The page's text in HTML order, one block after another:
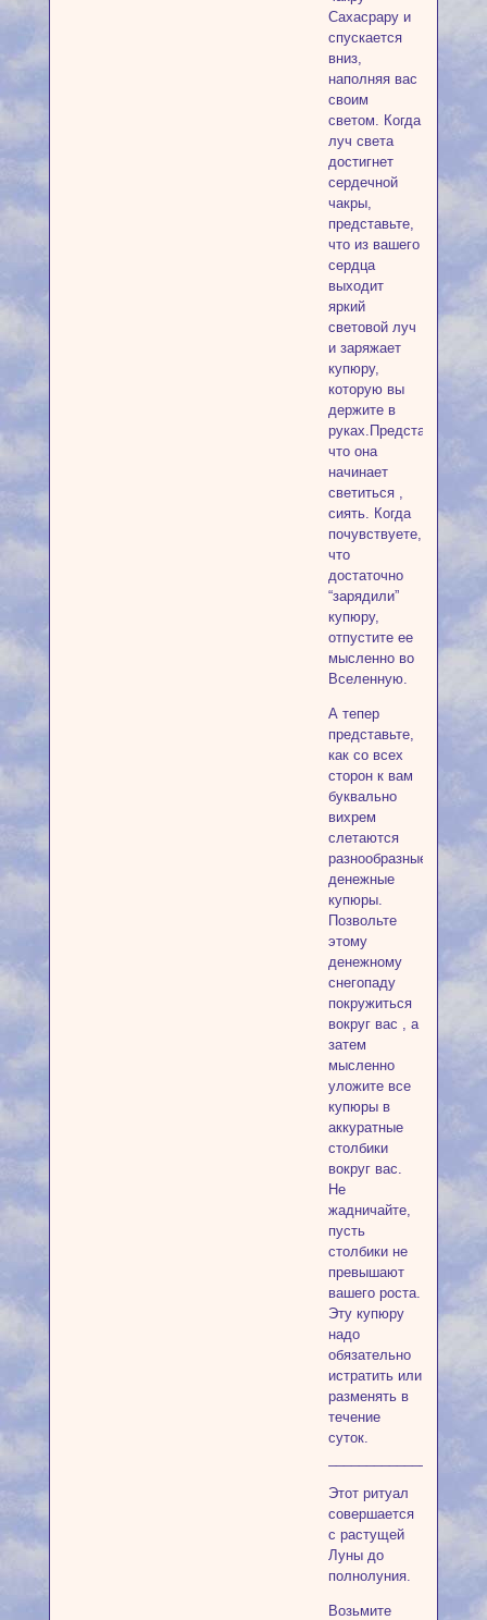
Сахасрару и
спускается
вниз,
наполняя вас
своим
светом. Когда
луч света
достигнет
сердечной
чакры,
представьте,
что из вашего
сердца
выходит
яркий
световой луч
и заряжает
купюру,
которую вы
держите в
руках.Представьте,
что она
начинает
светиться ,
сиять. Когда
почувствуете,
что
достаточно
“зарядили”
купюру,
отпустите ее
мысленно во
Вселенную.
А тепер
представьте,
как со всех
сторон к вам
буквально
вихрем
слетаются
разнообразные
денежные
купюры.
Позвольте
этому
денежному
снегопаду
покружиться
вокруг вас , а
затем
мысленно
уложите все
купюры в
аккуратные
столбики
вокруг вас.
Не
жадничайте,
пусть
столбики не
превышают
вашего роста.
Эту купюру
надо
обязательно
истратить или
разменять в
течение
суток.
Этот ритуал
совершается
с растущей
Луны до
полнолуния.
Возьмите